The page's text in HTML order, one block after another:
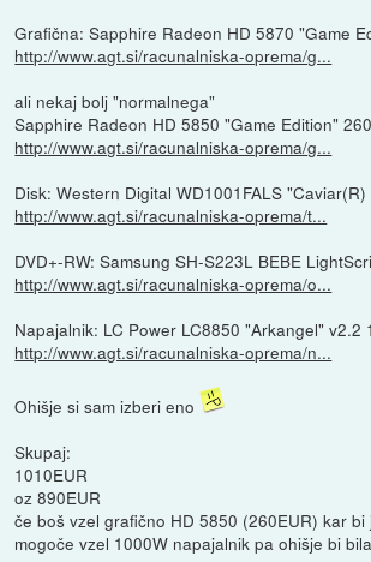
Grafična: Sapphire Radeon HD 5870 "Game
http://www.agt.si/racunalniska-oprema/g...
ali nekaj bolj "normalnega"
Sapphire Radeon HD 5850 "Game Edition"
http://www.agt.si/racunalniska-oprema/g...
Disk: Western Digital WD1001FALS
http://www.agt.si/racunalniska-oprema/t...
DVD+-RW: Samsung SH-S223L BEBE
http://www.agt.si/racunalniska-oprema/o...
Napajalnik: LC Power LC8850 "Arkangel" v2.2
http://www.agt.si/racunalniska-oprema/n...
Ohišje si sam izberi eno
Skupaj:
1010EUR
oz 890EUR
če boš vzel grafično HD 5850 (260EUR) kar bi
mogoče vzel 1000W napajalnik pa ohišje bi